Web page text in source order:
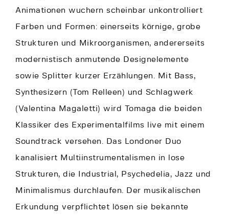
Animationen wuchern scheinbar unkontrolliert
Farben und Formen: einerseits körnige, grobe
Strukturen und Mikroorganismen, andererseits
modernistisch anmutende Designelemente
sowie Splitter kurzer Erzählungen. Mit Bass,
Synthesizern (Tom Relleen) und Schlagwerk
(Valentina Magaletti) wird Tomaga die beiden
Klassiker des Experimentalfilms live mit einem
Soundtrack versehen. Das Londoner Duo
kanalisiert Multiinstrumentalismen in lose
Strukturen, die Industrial, Psychedelia, Jazz und
Minimalismus durchlaufen. Der musikalischen
Erkundung verpflichtet lösen sie bekannte